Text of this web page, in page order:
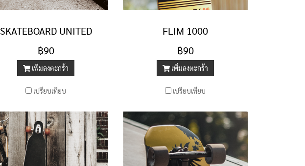
SKATEBOARD UNITED
฿90
เพิ่มลงตะกร้า
เปรียบเทียบ
FLIM 1000
฿90
เพิ่มลงตะกร้า
เปรียบเทียบ